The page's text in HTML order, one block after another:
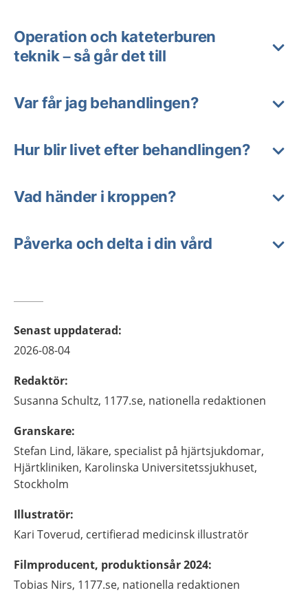
Operation och kateterburen
teknik – så går det till
Var får jag behandlingen?
Hur blir livet efter behandlingen?
Vad händer i kroppen?
Påverka och delta i din vård
Senast uppdaterad:
2026-08-04
Redaktör:
Susanna Schultz, 1177.se, nationella redaktionen
Granskare:
Stefan Lind, läkare, specialist på hjärtsjukdomar,
Hjärtkliniken, Karolinska Universitetssjukhuset,
Stockholm
Illustratör:
Kari Toverud, certifierad medicinsk illustratör
Filmproducent, produktionsår 2024:
Tobias Nirs, 1177.se, nationella redaktionen